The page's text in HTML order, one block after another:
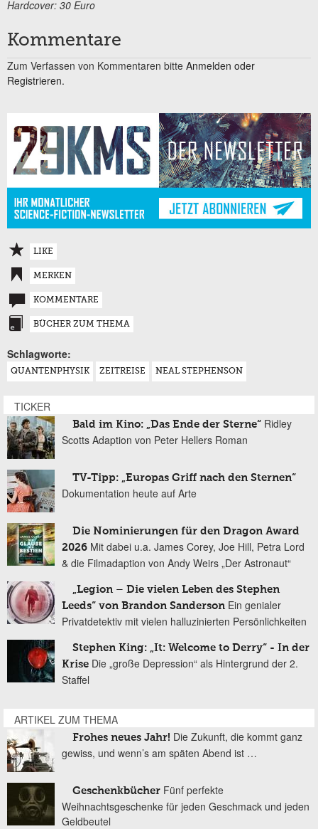
Hardcover: 30 Euro
Kommentare
Zum Verfassen von Kommentaren bitte Anmelden oder
Registrieren.
LIKE
MERKEN
KOMMENTARE
BÜCHER ZUM THEMA
Schlagworte:
QUANTENPHYSIK ZEITREISE NEAL STEPHENSON
TICKER
Bald im Kino: „Das Ende der Sterne“ Ridley
Scotts Adaption von Peter Hellers Roman
TV-Tipp: „Europas Griff nach den Sternen“
Dokumentation heute auf Arte
Die Nominierungen für den Dragon Award
2026 Mit dabei u.a. James Corey, Joe Hill, Petra Lord
& die Filmadaption von Andy Weirs „Der Astronaut“
„Legion – Die vielen Leben des Stephen
Leeds“ von Brandon Sanderson Ein genialer
Privatdetektiv mit vielen halluzinierten Persönlichkeiten
Stephen King: „It: Welcome to Derry“ - In der
Krise Die „große Depression“ als Hintergrund der 2.
Staffel
ARTIKEL ZUM THEMA
Frohes neues Jahr! Die Zukunft, die kommt ganz
gewiss, und wenn’s am späten Abend ist …
Geschenkbücher Fünf perfekte
Weihnachtsgeschenke für jeden Geschmack und jeden
Geldbeutel